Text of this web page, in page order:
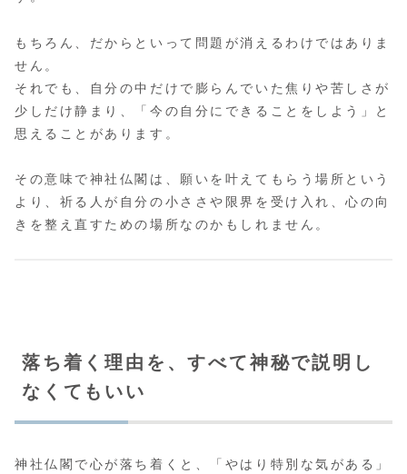
もちろん、だからといって問題が消えるわけではありま
せん。
それでも、自分の中だけで膨らんでいた焦りや苦しさが
少しだけ静まり、「今の自分にできることをしよう」と
思えることがあります。
その意味で神社仏閣は、願いを叶えてもらう場所という
より、祈る人が自分の小ささや限界を受け入れ、心の向
きを整え直すための場所なのかもしれません。
落ち着く理由を、すべて神秘で説明し
なくてもいい
神社仏閣で心が落ち着くと、「やはり特別な気がある」